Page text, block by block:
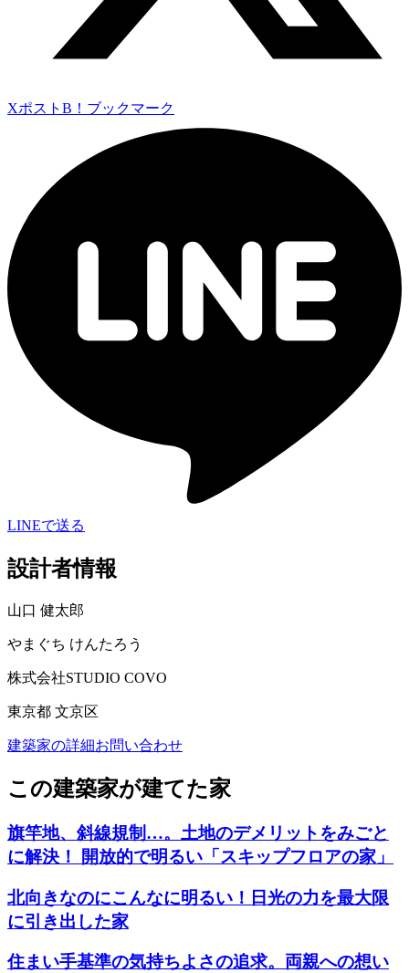
Xポスト B！ブックマーク
LINEで送る
設計者情報
山口 健太郎
やまぐち けんたろう
株式会社STUDIO COVO
東京都 文京区
建築家の詳細お問い合わせ
この建築家が建てた家
旗竿地、斜線規制…。土地のデメリットをみごと
に解決！ 開放的で明るい「スキップフロアの家」
北向きなのにこんなに明るい！日光の力を最大限
に引き出した家
住まい手基準の気持ちよさの追求。両親への想い